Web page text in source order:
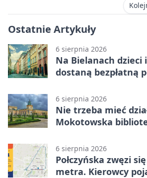
Ostatnie Artykuły
6 sierpnia 2026
Na Bielanach dzieci
dostaną bezpłatną
6 sierpnia 2026
Nie trzeba mieć
Mokotowska
6 sierpnia 2026
Połczyńska zwęzi
metra. Kierowcy